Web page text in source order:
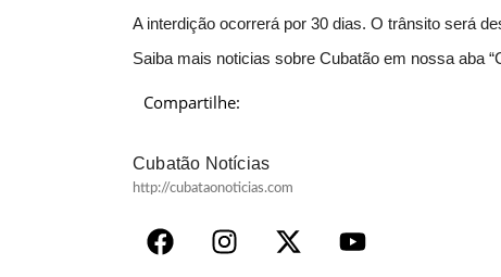
A interdição ocorrerá por 30 dias. O trânsito será
Saiba mais noticias sobre Cubatão em nossa aba “
Compartilhe:
Cubatão Notícias
http://cubataonoticias.com